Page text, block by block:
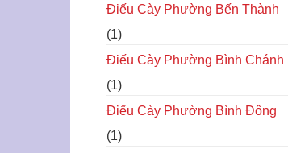
Điếu Cày Phường Bến Thành
(1)
Điếu Cày Phường Bình Chánh
(1)
Điếu Cày Phường Bình Đông
(1)